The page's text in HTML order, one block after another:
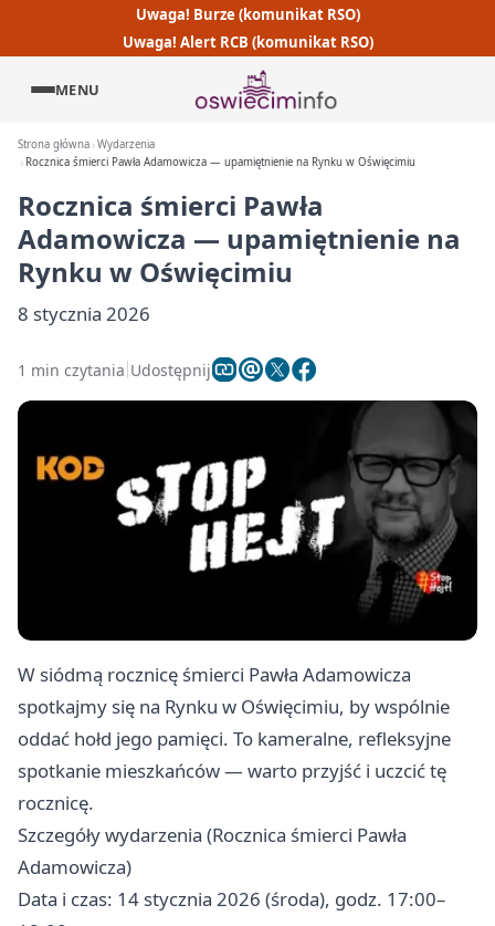
Uwaga! Burze (komunikat RSO)
Uwaga! Alert RCB (komunikat RSO)
MENU
Strona główna Wydarzenia
Rocznica śmierci Pawła Adamowicza — upamiętnienie na Rynku w Oświęcimiu
Rocznica śmierci Pawła
Adamowicza — upamiętnienie na
Rynku w Oświęcimiu
8 stycznia 2026
1 min czytania Udostępnij
W siódmą rocznicę śmierci Pawła Adamowicza
spotkajmy się na Rynku w Oświęcimiu, by wspólnie
oddać hołd jego pamięci. To kameralne, refleksyjne
spotkanie mieszkańców — warto przyjść i uczcić tę
rocznicę.
Szczegóły wydarzenia (Rocznica śmierci Pawła
Adamowicza)
Data i czas: 14 stycznia 2026 (środa), godz. 17:00–